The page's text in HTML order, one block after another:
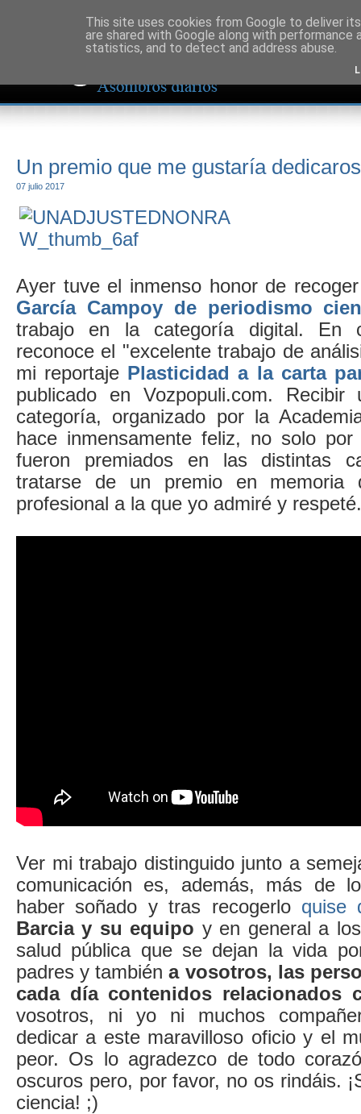
Un premio que me gustaría dedicaros
07 julio 2017
Ayer tuve el inmenso honor de
García Campoy de periodismo
trabajo en la categoría digital. En
reconoce el "excelente trabajo de
mi reportaje Plasticidad a la carta
publicado en Vozpopuli.com.
categoría, organizado por la
hace inmensamente feliz, no solo
fueron premiados en las distintas
tratarse de un premio en memoria
profesional a la que yo admiré y respeté.
Ver mi trabajo distinguido junto a
comunicación es, además, más de
haber soñado y tras recogerlo quise
Barcia y su equipo y en general a
salud pública que se dejan la vida
padres y tambiéna vosotros, las
cada día contenidos relacionados
vosotros, ni yo ni muchos
dedicar a este maravilloso oficio y el
peor. Os lo agradezco de todo
oscuros pero, por favor, no os rindáis.
ciencia! ;)
This site uses cookies from Google to deliver
are shared with Google along with
statistics, and to detect and address abuse.